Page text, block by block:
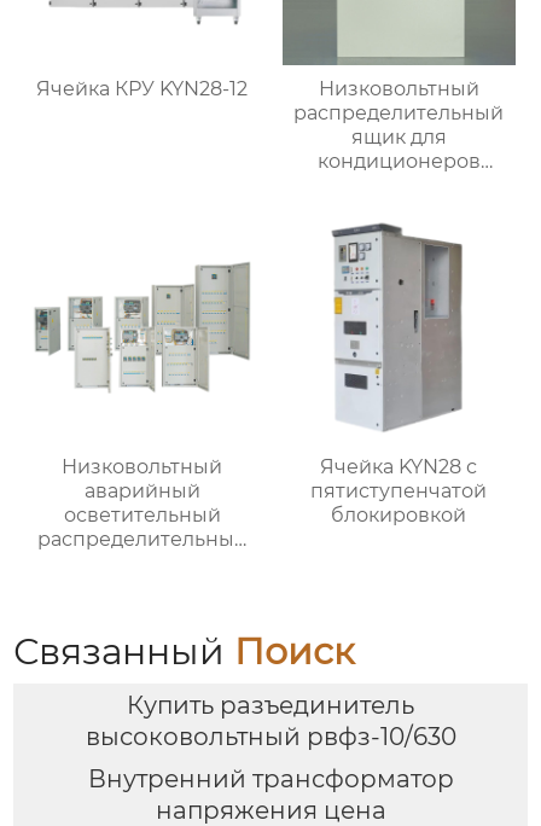
Ячейка КРУ KYN28-12
Низковольтный
распределительный
ящик для
кондиционеров
Низковольтный
аварийный
осветительный
распределительный
Ячейка KYN28 с
пятиступенчатой
блокировкой
Связанный Поиск
Купить разъединитель
высоковольтный рвфз-10/630
Внутренний трансформатор
напряжения цена